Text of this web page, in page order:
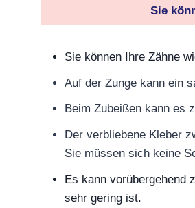
Sie
Sie können Ihre Zähne
Auf der Zunge kann ein
Beim Zubeißen kann es
Der verbliebene Kleber
Sie müssen sich keine
Es kann vorübergehend
sehr gering ist.